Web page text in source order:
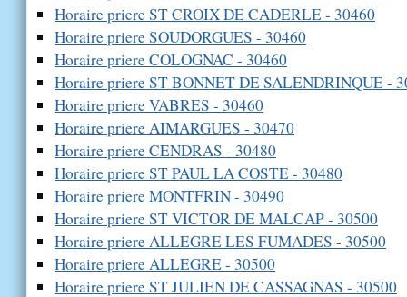
Horaire priere ST CROIX DE CADERLE - 30460
Horaire priere SOUDORGUES - 30460
Horaire priere COLOGNAC - 30460
Horaire priere ST BONNET DE SALENDRINQUE -
Horaire priere VABRES - 30460
Horaire priere AIMARGUES - 30470
Horaire priere CENDRAS - 30480
Horaire priere ST PAUL LA COSTE - 30480
Horaire priere MONTFRIN - 30490
Horaire priere ST VICTOR DE MALCAP - 30500
Horaire priere ALLEGRE LES FUMADES - 30500
Horaire priere ALLEGRE - 30500
Horaire priere ST JULIEN DE CASSAGNAS - 30500